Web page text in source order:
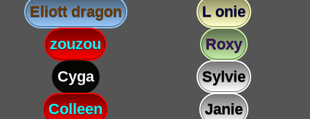
Eliott dragon
L onie
zouzou
Roxy
Cyga
Sylvie
Colleen
Janie